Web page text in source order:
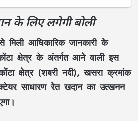
के लिए लगेगी बोली
आधिकारिक जानकारी के
क्षेत्रके अंतर्गत आने वाली इस
क्षेत्र (शबरी नदी),खसरा क्रमांक
साधारण रेत खदान काउत्खनन